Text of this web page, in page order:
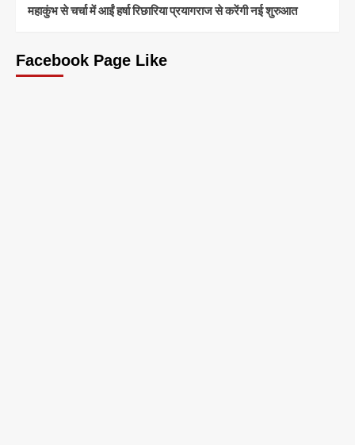
महाकुंभ से चर्चा में आईं हर्षा रिछारिया प्रयागराज से करेंगी नई शुरुआत
Facebook Page Like